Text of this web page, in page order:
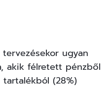
ugyan
akik félretett pénzből
(28%)